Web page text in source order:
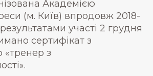
Академією
(м. Київ) впродовж 2018-
участі 2 грудня
сертифікат з
«тренер з